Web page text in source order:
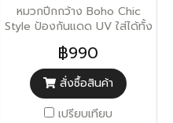
หมวกปีกกว้าง Boho Chic
Style ป้องกันแดด UV ใส่ได้ทั้ง
฿990
สั่งซื้อสินค้า
เปรียบเทียบ